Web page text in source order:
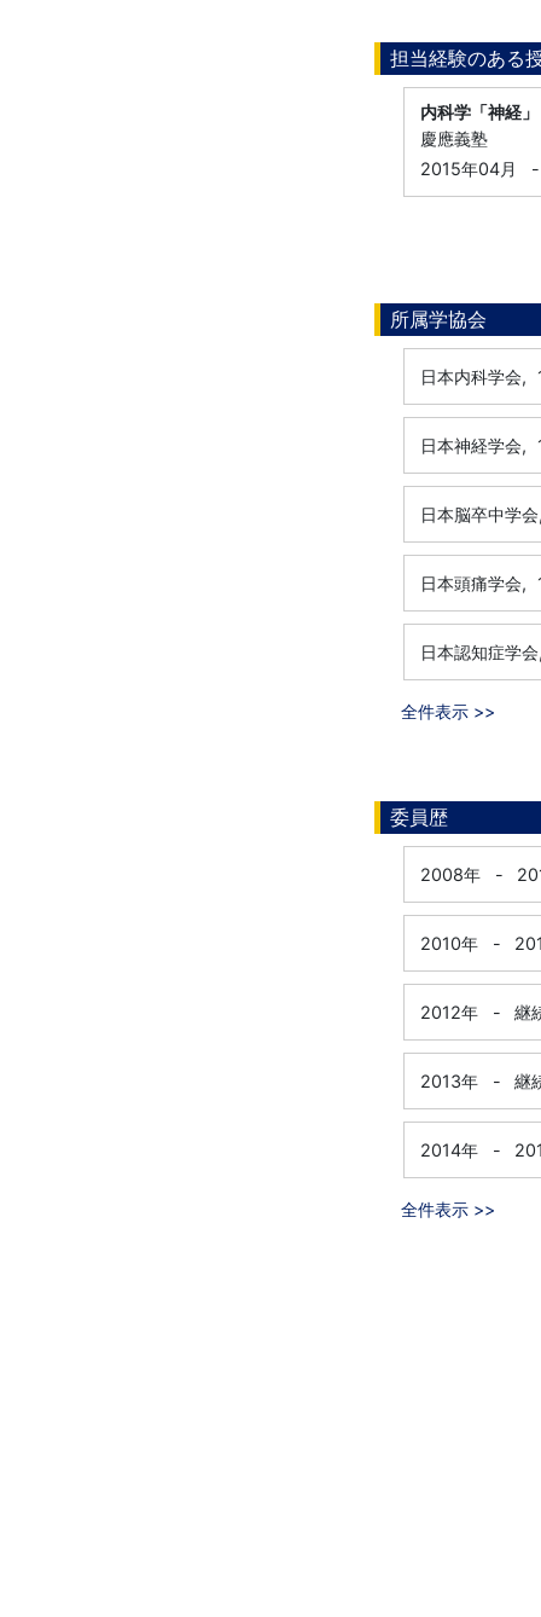
担当経験のある
内科学「神経」
慶應義塾
2015年04月
-
所属学協会
日本内科学会,
日本神経学会,
日本脳卒中学
日本頭痛学会,
日本認知症学
全件表示 >>
委員歴
2008年 -
2010年 -
2012年 - 継
2013年 - 継
2014年 -
全件表示 >>